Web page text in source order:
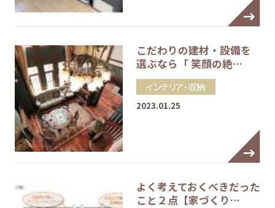
こだわりの建材・設備を
選ぶなら「 笑顔の絶…
インテリア・収納
2023.01.25
よく考えておくべきだった
こと２点【家づくり…